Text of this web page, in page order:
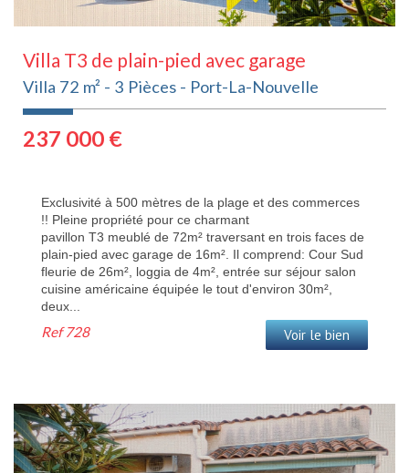
Villa T3 de plain-pied avec garage
Villa 72 m² - 3 Pièces - Port-La-Nouvelle
237 000 €
Exclusivité à 500 mètres de la plage et des commerces
!! Pleine propriété pour ce charmant
pavillon T3 meublé de 72m² traversant en trois faces de
plain-pied avec garage de 16m². Il comprend: Cour Sud
fleurie de 26m², loggia de 4m², entrée sur séjour salon
cuisine américaine équipée le tout d'environ 30m²,
deux...
Ref728 Voir le bien